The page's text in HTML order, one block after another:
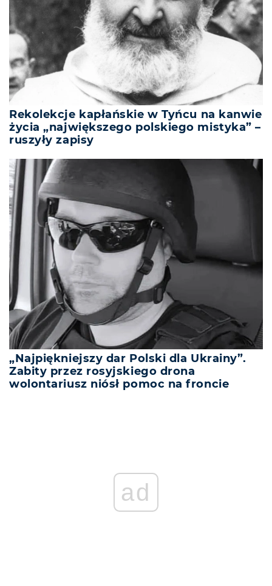
Rekolekcje kapłańskie w Tyńcu na kanwie
życia „największego polskiego mistyka” –
ruszyły zapisy
„Najpiękniejszy dar Polski dla Ukrainy”.
Zabity przez rosyjskiego drona
wolontariusz niósł pomoc na froncie
ad